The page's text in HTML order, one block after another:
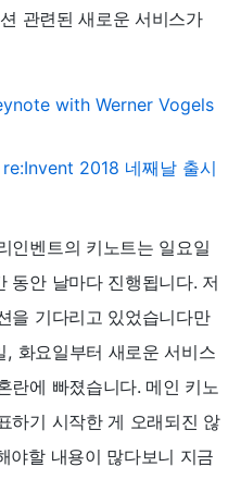
관련된 새로운 서비스가
with Werner Vogels
2018 네째날 출시
인벤트의 키노트는 일요일
동안 날마다 진행됩니다. 저
을 기다리고 있었습니다만
화요일부터 새로운 서비스
란에 빠졌습니다. 메인 키노
하기 시작한 게 오래되진 않
야할 내용이 많다보니 지금